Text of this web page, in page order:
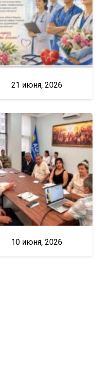
21 июня, 2026
10 июня, 2026